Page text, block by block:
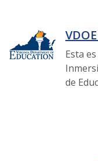
Esta
de